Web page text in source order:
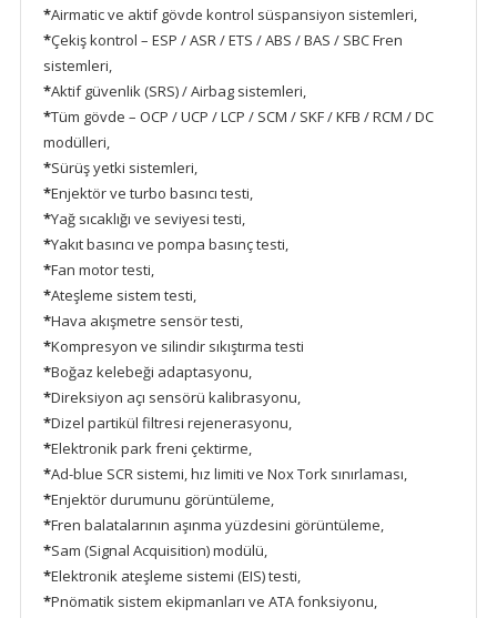
*Airmatic ve aktif gövde kontrol süspansiyon sistemleri,
*Çekiş kontrol – ESP / ASR / ETS / ABS / BAS / SBC Fren
sistemleri,
*Aktif güvenlik (SRS) / Airbag sistemleri,
*Tüm gövde – OCP / UCP / LCP / SCM / SKF / KFB / RCM / DC
modülleri,
*Sürüş yetki sistemleri,
*Enjektör ve turbo basıncı testi,
*Yağ sıcaklığı ve seviyesi testi,
*Yakıt basıncı ve pompa basınç testi,
*Fan motor testi,
*Ateşleme sistem testi,
*Hava akışmetre sensör testi,
*Kompresyon ve silindir sıkıştırma testi
*Boğaz kelebeği adaptasyonu,
*Direksiyon açı sensörü kalibrasyonu,
*Dizel partikül filtresi rejenerasyonu,
*Elektronik park freni çektirme,
*Ad-blue SCR sistemi, hız limiti ve Nox Tork sınırlaması,
*Enjektör durumunu görüntüleme,
*Fren balatalarının aşınma yüzdesini görüntüleme,
*Sam (Signal Acquisition) modülü,
*Elektronik ateşleme sistemi (EIS) testi,
*Pnömatik sistem ekipmanları ve ATA fonksiyonu,